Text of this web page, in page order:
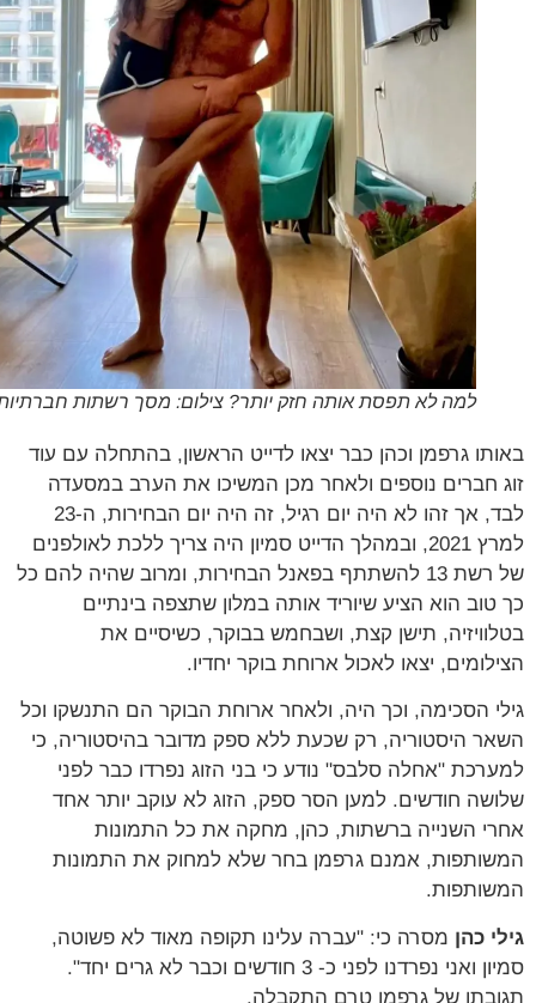
למה לא תפסת אותה חזק יותר? צילום: מסך רשתות חברתיות
גרפמן וכהן כבר יצאו לדייט הראשון, בהתחלה עם עוד
חברים נוספים ולאחר מכן המשיכו את הערב במסעדה
לבד, אך זהו לא היה יום רגיל, זה היה יום הבחירות, ה-23
למרץ 2021, ובמהלך הדייט סמיון היה צריך ללכת לאולפנים
של רשת 13 להשתתף בפאנל הבחירות, ומרוב שהיה להם כל
הוא הציע שיוריד אותה במלון שתצפה בינתיים
תישן קצת, ושבחמש בבוקר, כשיסיים את
יצאו לאכול ארוחת בוקר יחדיו.
הסכימה, וכך היה, ולאחר ארוחת הבוקר הם התנשקו וכל
היסטוריה, רק שכעת ללא ספק מדובר בהיסטוריה, כי
"אחלה סלבס" נודע כי בני הזוג נפרדו כבר לפני
חודשים. למען הסר ספק, הזוג לא עוקב יותר אחד
השנייה ברשתות, כהן, מחקה את כל התמונות
אמנם גרפמן בחר שלא למחוק את התמונות
כהן מסרה כי: "עברה עלינו תקופה מאוד לא פשוטה,
סמיון ואני נפרדנו לפני כ- 3 חודשים וכבר לא גרים יחד".
של גרפמן טרם התקבלה.